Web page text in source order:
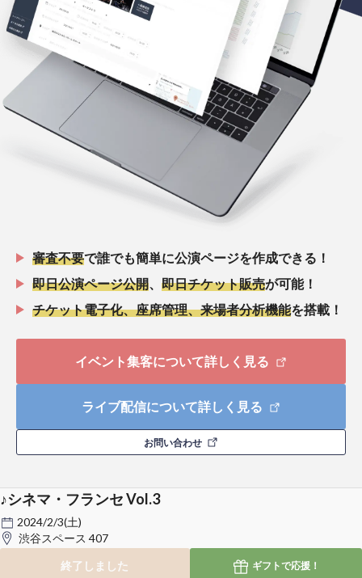
審査不要で誰でも簡単に公演ページを作成できる！
即日公演ページ公開
即日チケット販売が可能！
チケット電子化、座席管理、来場者分析機能を搭載！
イベント集客について詳しく見る
ライブ配信について詳しく見る
お問い合わせ
♪シネマ・フランセ Vol.3
2024/2/3(土)
渋谷スペース 407
終了しました
ギフトで応援！